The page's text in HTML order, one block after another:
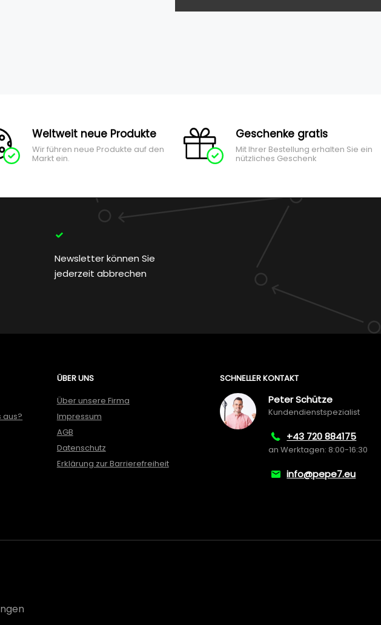
Weltweit neue Produkte
Wir führen neue Produkte auf den
Markt ein.
Geschenke gratis
Mit Ihrer Bestellung erhalten Sie ein
nützliches Geschenk
Newsletter können Sie
jederzeit abbrechen
aus?
ÜBER UNS
Über unsere Firma
Impressum
AGB
Datenschutz
Erklärung zur Barrierefreiheit
SCHNELLER KONTAKT
Peter Schütze
Kundendienstspezialist
+43 720 884175
an Werktagen: 8:00-16:30
info@pepe7.eu